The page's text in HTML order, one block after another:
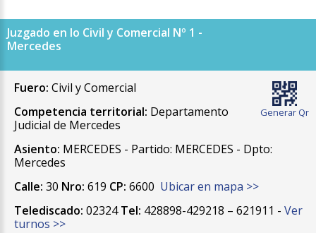
Juzgado en lo Civil y Comercial Nº 1 -
Mercedes
Generar Qr
Fuero: Civil y Comercial
Competencia territorial: Departamento
Judicial de Mercedes
Asiento: MERCEDES - Partido: MERCEDES - Dpto:
Mercedes
Calle: 30 Nro: 619 CP: 6600 Ubicar en mapa >>
Telediscado: 02324Tel: 428898-429218 – 621911 - Ver
turnos >>